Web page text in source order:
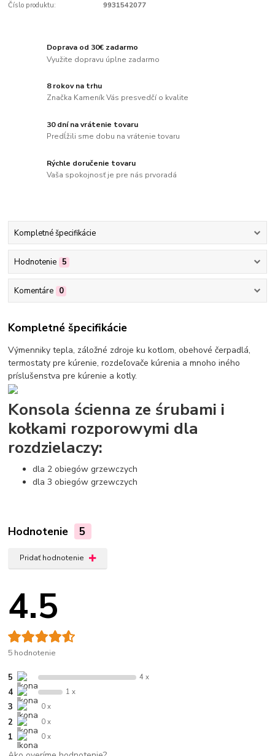
Číslo produktu: 9931542077
Doprava od 30€ zadarmo
Využite dopravu úplne zadarmo
8 rokov na trhu
Značka Kameník Vás presvedčí o kvalite
30 dní na vrátenie tovaru
Predĺžili sme dobu na vrátenie tovaru
Rýchle doručenie tovaru
Vaša spokojnosť je pre nás prvoradá
Kompletné špecifikácie
Hodnotenie 5
Komentáre 0
Kompletné špecifikácie
Výmenniky tepla, záložné zdroje ku kotlom, obehové čerpadlá,
termostaty pre kúrenie, rozdeľovače kúrenia a mnoho iného
príslušenstva pre kúrenie a kotly.
Konsola ścienna ze śrubami i
kołkami rozporowymi dla
rozdzielaczy:
dla 2 obiegów grzewczych
dla 3 obiegów grzewczych
Hodnotenie 5
Pridať hodnotenie
4.5
5 hodnotenie
5 4 x
4 1 x
3 0 x
2 0 x
1 0 x